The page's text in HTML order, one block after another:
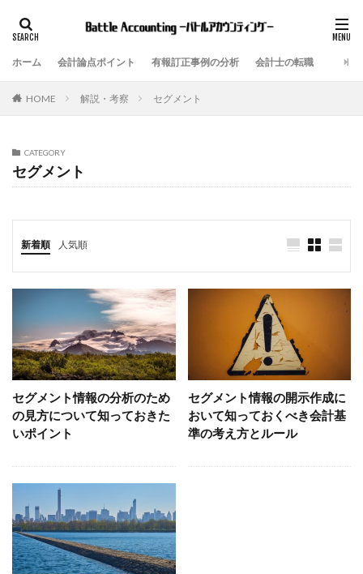
ホーム 会計論点ポイント 有報訂正事例の分析 会計士の転職
HOME 解説・考察 セグメント
CATEGORY
セグメント
新着順 人気順
セグメント情報の分析のため
の見方について知っておきた
いポイント
セグメント情報の開示作成に
おいて知っておくべき会計基
準の考え方とルール